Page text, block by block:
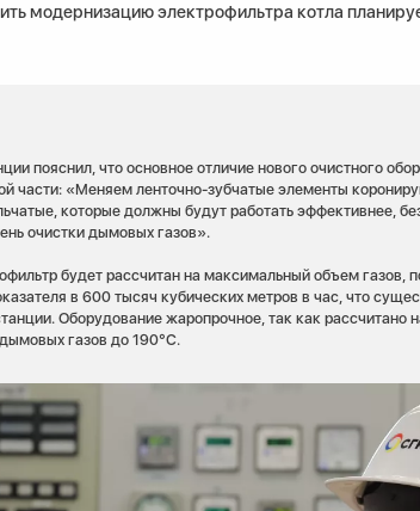
модернизацию электрофильтра котла
пояснил, что основное отличие нового очистного
части: «Меняем ленточно-зубчатые элементы
которые должны будут работать эффективнее,
очистки дымовых газов».
будет рассчитан на максимальный объем газов,
в 600 тысяч кубических метров в час, что
Оборудование жаропрочное, так как рассчитано
газов до 190°С.